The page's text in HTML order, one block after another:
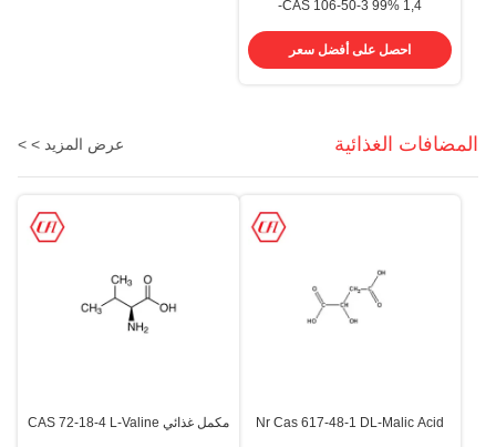
CAS 106-50-3 99% 1,4-
PDA
احصل على أفضل سعر
المضافات الغذائية عرض المزيد > >
Nr Cas 617-48-1 DL-Malic Acid
مكمل غذائي CAS 72-18-4 L-Valine